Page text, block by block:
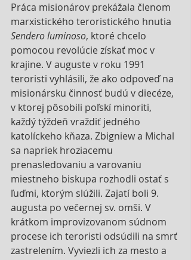
Práca misionárov prekážala členom
marxistického teroristického hnutia
Sendero luminoso, ktoré chcelo
pomocou revolúcie získať moc v
krajine. V auguste v roku 1991
teroristi vyhlásili, že ako odpoveď na
misionársku činnosť budú v diecéze,
v ktorej pôsobili poľskí minoriti,
každý týždeň vraždiť jedného
katolíckeho kňaza. Zbigniew a Michal
sa napriek hroziacemu
prenasledovaniu a varovaniu
miestneho biskupa rozhodli ostať s
ľuďmi, ktorým slúžili. Zajatí boli 9.
augusta po večernej sv. omši. V
krátkom improvizovanom súdnom
procese ich teroristi odsúdili na smrť
zastrelením. Vyviezli ich za mesto a